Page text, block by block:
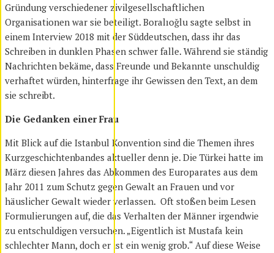
Gründung verschiedener zivilgesellschaftlichen
Organisationen war sie beteiligt. Boralıoğlu sagte selbst in
einem Interview 2018 mit der Süddeutschen, dass ihr das
Schreiben in dunklen Phasen schwer falle. Während sie ständig
Nachrichten bekäme, dass Freunde und Bekannte unschuldig
verhaftet würden, hinterfrage ihr Gewissen den Text, an dem
sie schreibt.
Die Gedanken einer Frau
Mit Blick auf die Istanbul Konvention sind die Themen ihres
Kurzgeschichtenbandes aktueller denn je. Die Türkei hatte im
März diesen Jahres das Abkommen des Europarates aus dem
Jahr 2011 zum Schutz gegen Gewalt an Frauen und vor
häuslicher Gewalt wieder verlassen. Oft stoßen beim Lesen
Formulierungen auf, die das Verhalten der Männer irgendwie
zu entschuldigen versuchen. „Eigentlich ist Mustafa kein
schlechter Mann, doch er ist ein wenig grob.“ Auf diese Weise